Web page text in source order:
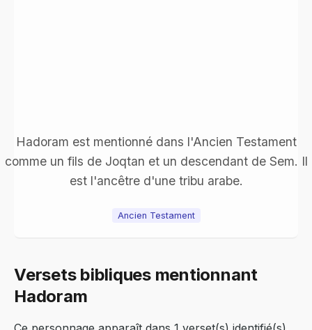
Hadoram est mentionné dans l'Ancien Testament
comme un fils de Joqtan et un descendant de Sem. Il
est l'ancêtre d'une tribu arabe.
Ancien Testament
Versets bibliques mentionnant
Hadoram